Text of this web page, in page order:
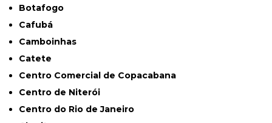
Botafogo
Cafubá
Camboinhas
Catete
Centro Comercial de Copacabana
Centro de Niterói
Centro do Rio de Janeiro